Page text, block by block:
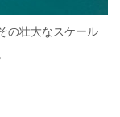
の壮大なスケール